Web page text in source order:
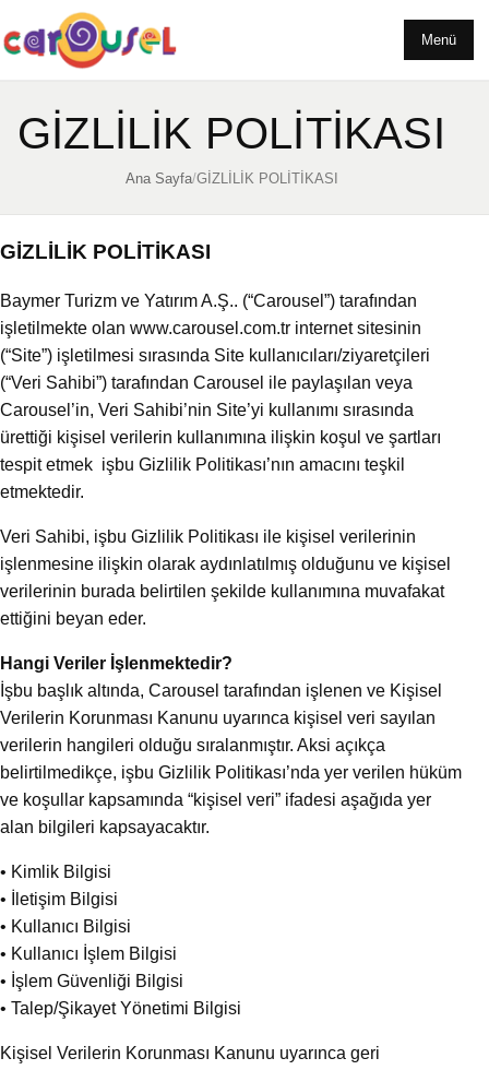
Menü
GİZLİLİK POLİTİKASI
Ana Sayfa/GİZLİLİK POLİTİKASI
GİZLİLİK POLİTİKASI
Baymer Turizm ve Yatırım A.Ş.. (“Carousel”) tarafından
işletilmekte olan www.carousel.com.tr internet sitesinin
(“Site”) işletilmesi sırasında Site kullanıcıları/ziyaretçileri
(“Veri Sahibi”) tarafından Carousel ile paylaşılan veya
Carousel’in, Veri Sahibi’nin Site’yi kullanımı sırasında
ürettiği kişisel verilerin kullanımına ilişkin koşul ve şartları
tespit etmek işbu Gizlilik Politikası’nın amacını teşkil
etmektedir.
Veri Sahibi, işbu Gizlilik Politikası ile kişisel verilerinin
işlenmesine ilişkin olarak aydınlatılmış olduğunu ve kişisel
verilerinin burada belirtilen şekilde kullanımına muvafakat
ettiğini beyan eder.
Hangi Veriler İşlenmektedir?
İşbu başlık altında, Carousel tarafından işlenen ve Kişisel
Verilerin Korunması Kanunu uyarınca kişisel veri sayılan
verilerin hangileri olduğu sıralanmıştır. Aksi açıkça
belirtilmedikçe, işbu Gizlilik Politikası’nda yer verilen hüküm
ve koşullar kapsamında “kişisel veri” ifadesi aşağıda yer
alan bilgileri kapsayacaktır.
• Kimlik Bilgisi
• İletişim Bilgisi
• Kullanıcı Bilgisi
• Kullanıcı İşlem Bilgisi
• İşlem Güvenliği Bilgisi
• Talep/Şikayet Yönetimi Bilgisi
Kişisel Verilerin Korunması Kanunu uyarınca geri